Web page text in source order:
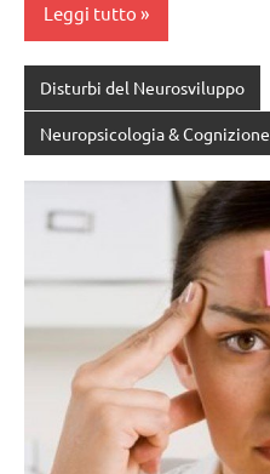
Leggi tutto
Disturbi del Neurosviluppo
Neuropsicologia & Cognizione